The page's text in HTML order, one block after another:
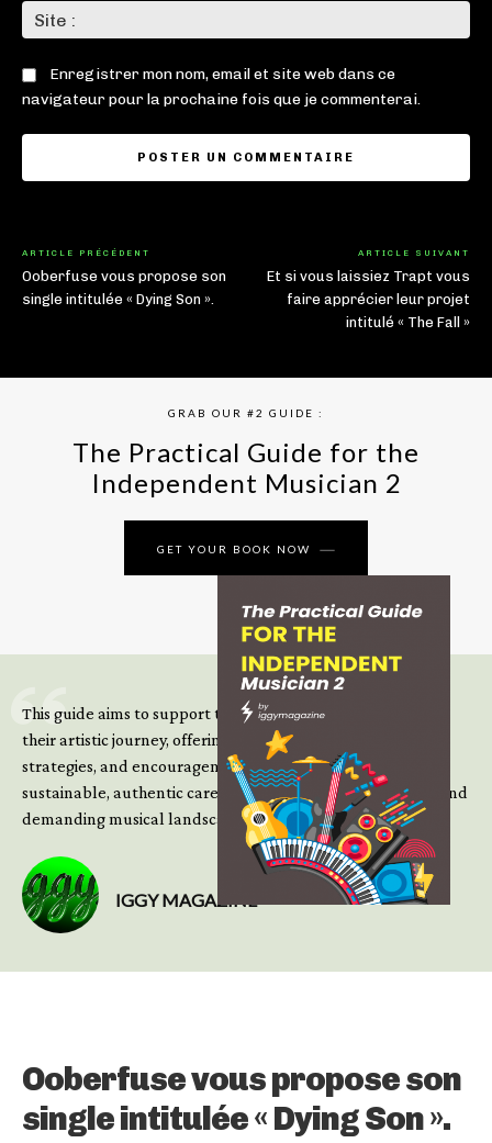
:
Enregistrer mon nom, email et site web dans ce
navigateur pour la prochaine fois que je commenterai.
ARTICLE PRÉCÉDENT
Ooberfuse vous propose son
single intitulée « Dying Son ».
ARTICLE SUIVANT
Et si vous laissiez Trapt vous
faire apprécier leur projet
intitulé « The Fall »
GRAB OUR #2 GUIDE :
The Practical Guide for the
Independent Musician 2
GET YOUR BOOK NOW
This guide aims to support those climbing the next steps of
their artistic journey, offering practical insight, updated
strategies, and encouragement to continue building
sustainable, authentic careers in an increasingly complex and
demanding musical landscape.
IGGY MAGAZINE